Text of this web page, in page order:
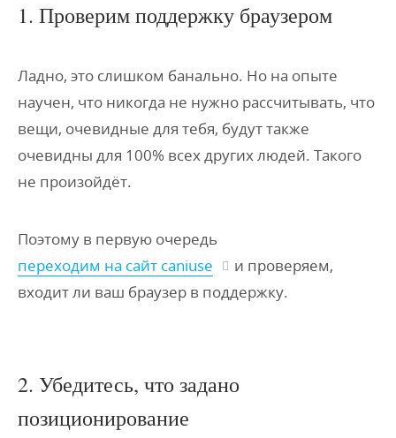
1. Проверим поддержку браузером
Ладно, это слишком банально. Но на опыте
научен, что никогда не нужно рассчитывать, что
вещи, очевидные для тебя, будут также
очевидны для 100% всех других людей. Такого
не произойдёт.
Поэтому в первую очередь
переходим на сайт caniuse
и проверяем,
входит ли ваш браузер в поддержку.
2. Убедитесь, что задано
позиционирование